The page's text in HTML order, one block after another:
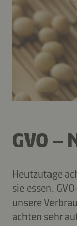
GVO –
Heutzutage
sie essen.
unsere
achten sehr